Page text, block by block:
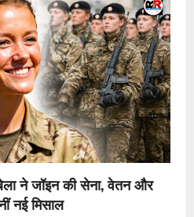
ने जॉइन की सेना, वेतन और
नई मिसाल